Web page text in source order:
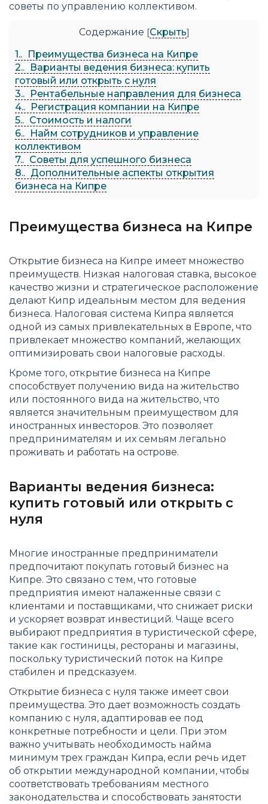
советы по управлению коллективом.
Содержание [Скрыть]
1.
Преимущества бизнеса на Кипре
2.
Варианты ведения бизнеса: купить
готовый или открыть с нуля
3.
Рентабельные направления для бизнеса
4.
Регистрация компании на Кипре
5.
Стоимость и налоги
6.
Найм сотрудников и управление
коллективом
7.
Советы для успешного бизнеса
8.
Дополнительные аспекты открытия
бизнеса на Кипре
Преимущества бизнеса на Кипре
Открытие бизнеса на Кипре имеет множество
преимуществ. Низкая налоговая ставка, высокое
качество жизни и стратегическое расположение
делают Кипр идеальным местом для ведения
бизнеса. Налоговая система Кипра является
одной из самых привлекательных в Европе, что
привлекает множество компаний, желающих
оптимизировать свои налоговые расходы.
Кроме того, открытие бизнеса на Кипре
способствует получению вида на жительство
или постоянного вида на жительство, что
является значительным преимуществом для
иностранных инвесторов. Это позволяет
предпринимателям и их семьям легально
проживать и работать на острове.
Варианты ведения бизнеса:
купить готовый или открыть с
нуля
Многие иностранные предприниматели
предпочитают покупать готовый бизнес на
Кипре. Это связано с тем, что готовые
предприятия имеют налаженные связи с
клиентами и поставщиками, что снижает риски
и ускоряет возврат инвестиций. Чаще всего
выбирают предприятия в туристической сфере,
такие как гостиницы, рестораны и магазины,
поскольку туристический поток на Кипре
стабилен и предсказуем.
Открытие бизнеса с нуля также имеет свои
преимущества. Это дает возможность создать
компанию с нуля, адаптировав ее под
конкретные потребности и цели. При этом
важно учитывать необходимость найма
минимум трех граждан Кипра, если речь идет
об открытии международной компании, чтобы
соответствовать требованиям местного
законодательства и способствовать занятости